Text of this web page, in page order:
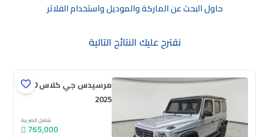
حاول البحث عن الماركة والموديل واستخدام الفلاتر
نقترح عليك النتائج التالية
مرسيدس جي كلاس 500
2025
شامل الضريبة
765,000